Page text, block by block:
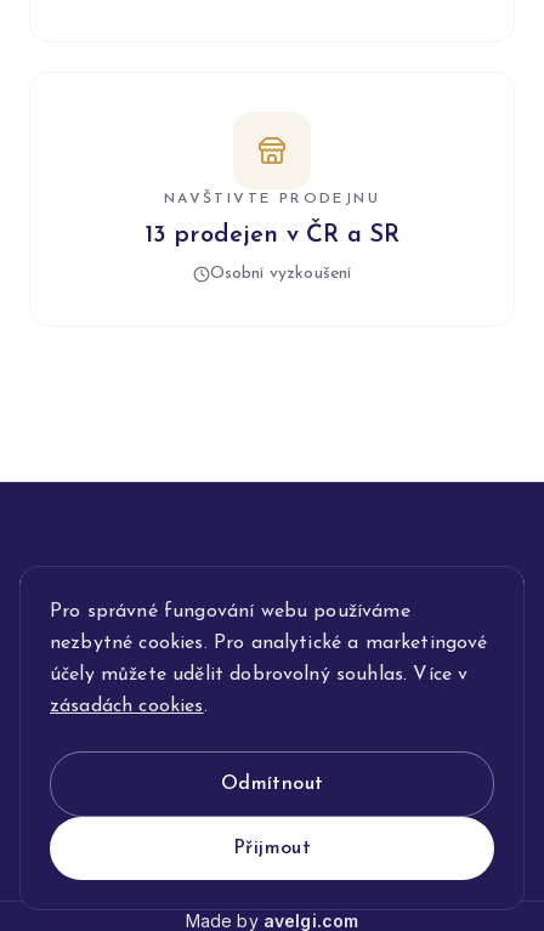
Pro správné fungování webu používáme
nezbytné cookies. Pro analytické a marketingové
účely můžete udělit dobrovolný souhlas. Více v
zásadách cookies.
Odmítnout
Přijmout
NAVŠTIVTE PRODEJNU
13 prodejen v ČR a SR
Osobní vyzkoušení
INFORMACE
POPIS SLUŽEB
KLENOTNICTVÍ JOLLEO
Made by avelgi.com